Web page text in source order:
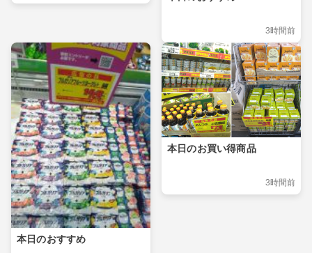
3時間前
本日のおすすめ
本日のお買い得商品
3時間前